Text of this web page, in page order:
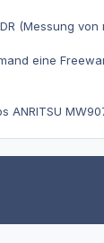
(Messung
eine
ANRITSU